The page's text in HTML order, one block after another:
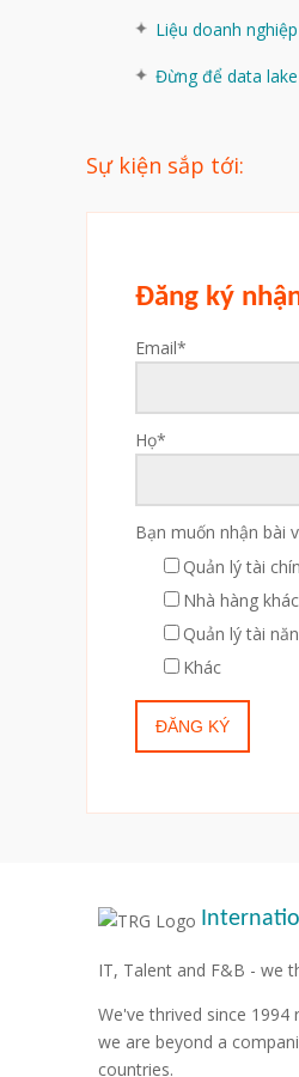
Liệu doanh
Đừng để data
Sự kiện sắp tới:
Đăng ký
Email*
Họ*
Bạn muốn nhận bài
Quản lý tài
Nhà hàng
Quản lý tài
Khác
IT, Talent and F&B - we
We've thrived since
we are beyond a
countries.